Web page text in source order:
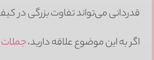
قدردانی می‌تواند تفاوت بزرگی در
اگر به این موضوع علاقه دارید،